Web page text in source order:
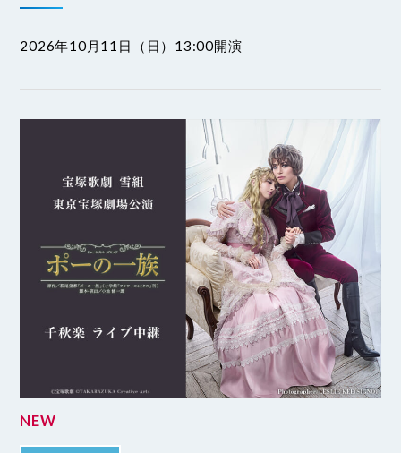
2026年10月11日（日）13:00開演
NEW